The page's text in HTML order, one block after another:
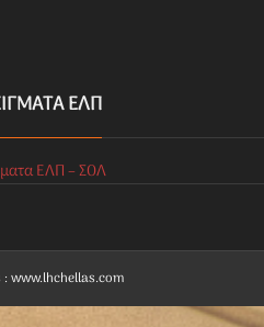
ΕΛΠ
ΕΛΠ – ΣΟΛ
: www.lhchellas.com